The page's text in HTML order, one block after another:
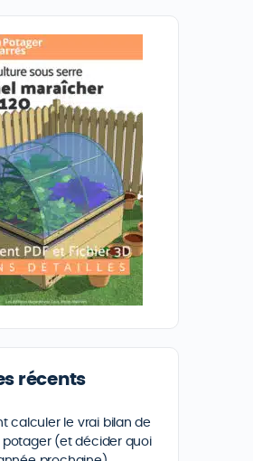
récents
calculer le vrai bilan de
potager (et décider quoi